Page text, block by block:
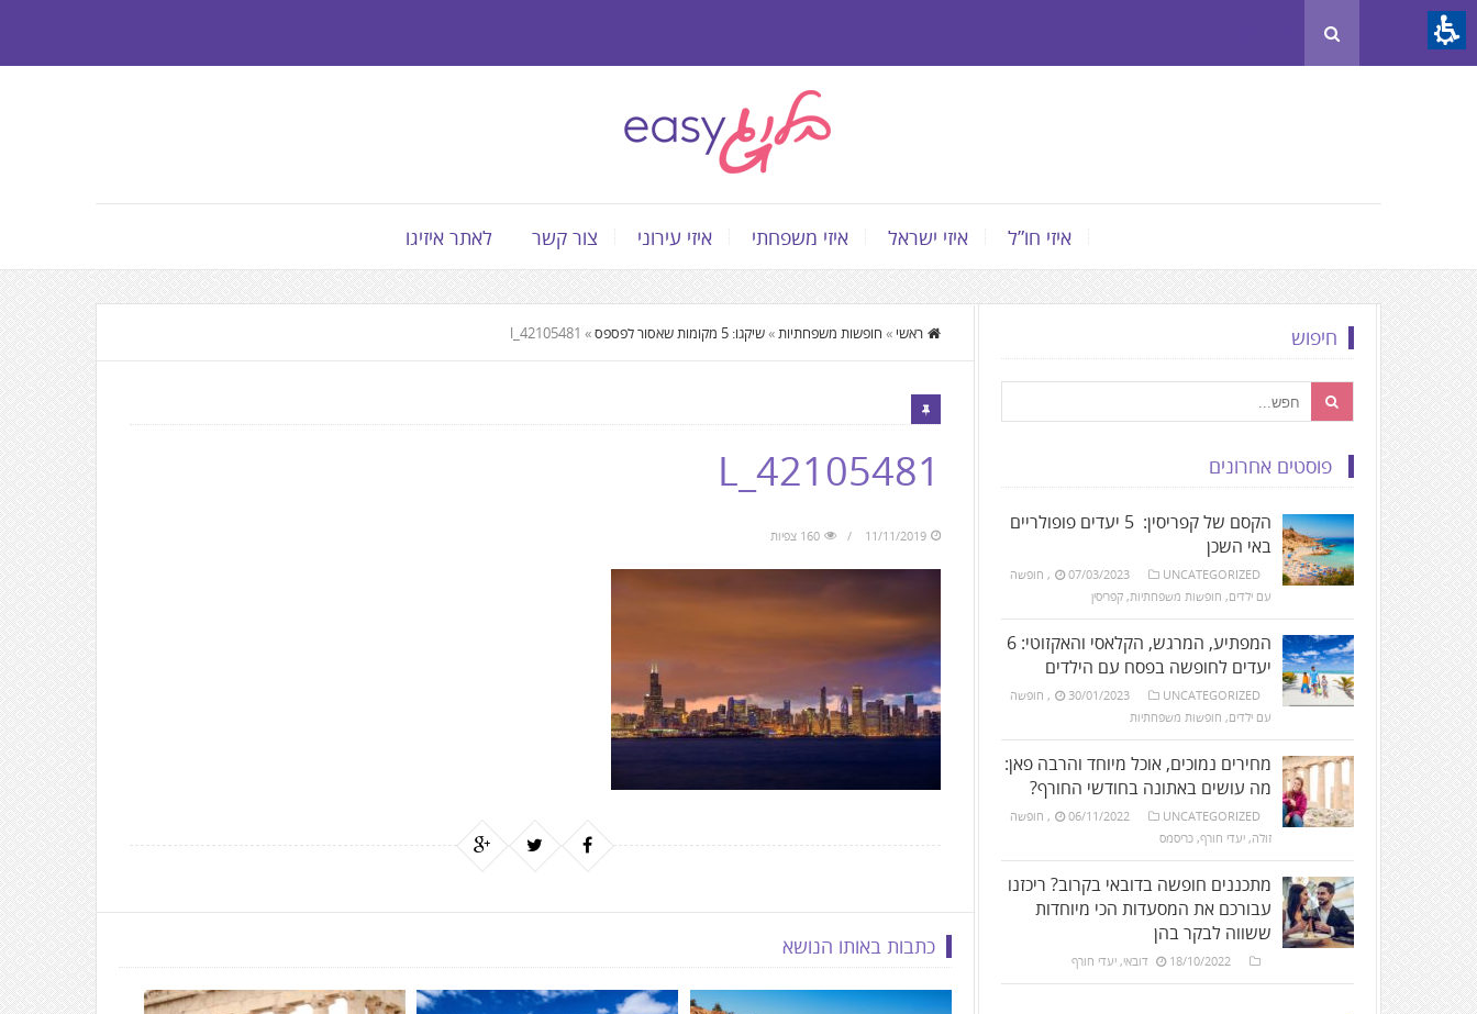
The
beginning
to
the
main
Content
איזי חו”ל איזי ישראל איזי משפחתי איזי עירוני צור קשר לאתר איזיגו
area
ראשי » חופשות משפחתיות»שיקגו: 5 מקומות שאסור לפספס »
42105481_l
42105481_L
11/11/2019 160 צפיות
כתבות באותו הנושא
חיפוש
פוסטים אחרונים
הקסם של קפריסין: 5 יעדים פופולריים
באי השכן
07/03/2023 UNCATEGORIZED
, חופשה
עם ילדים, חופשות משפחתיות,קפריסין
המפתיע, המרגש, הקלאסי והאקזוטי: 6
יעדים לחופשה בפסח עם הילדים
30/01/2023 UNCATEGORIZED
, חופשה
עם ילדים, חופשות משפחתיות
מחירים נמוכים, אוכל מיוחד והרבה פאן:
מה עושים באתונה בחודשי החורף?
06/11/2022 UNCATEGORIZED
, חופשה
זולה,יעדי חורף,כריסמס
מתכננים חופשה בדובאי בקרוב? ריכזנו
עבורכם את המסעדות הכי מיוחדות
ששווה לבקר בהן
18/10/2022 דובאי,יעדי חורף